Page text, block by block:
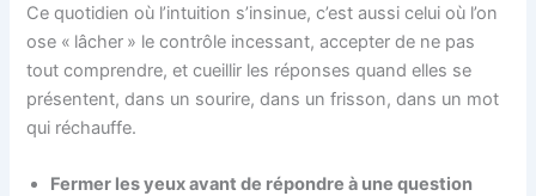
Ce quotidien où l’intuition s’insinue, c’est aussi celui où l’on
ose « lâcher » le contrôle incessant, accepter de ne pas
tout comprendre, et cueillir les réponses quand elles se
présentent, dans un sourire, dans un frisson, dans un mot
qui réchauffe.
Fermer les yeux avant de répondre à une question